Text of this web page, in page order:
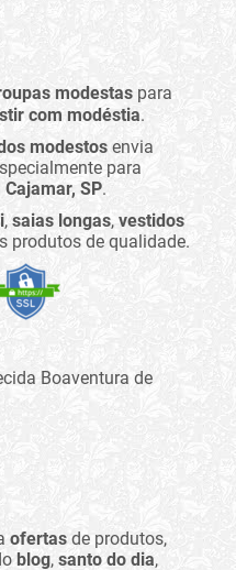
modestas para
com modéstia.
modestos envia
para
Cajamar, SP.
, saias longas, vestidos
produtos de qualidade.
Boaventura de
ofertas de produtos,
blog, santo do dia,